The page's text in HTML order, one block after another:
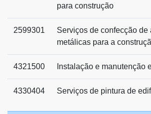
para construção
2599301
Serviços de confecção de
metálicas para a
4321500 Instalação e manutenção
4330404 Serviços de pintura de